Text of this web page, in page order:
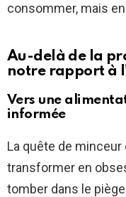
consommer, mais
Au-delà de la
notre rapport à
Vers une
informée
La quête de
transformer en
tomber dans le